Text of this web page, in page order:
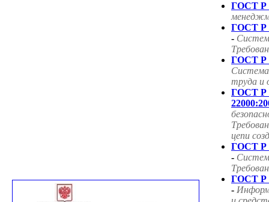
ГОСТ Р
ГОСТ Р
-
ГОСТ Р
труда и
ГОСТ
цепи
ГОСТ Р
-
ГОСТ Р
-